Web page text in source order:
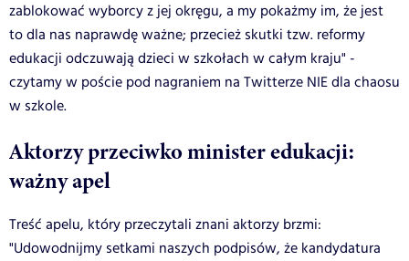
zablokować wyborcy z jej okręgu, a my pokażmy im, że jest
to dla nas naprawdę ważne; przecież skutki tzw. reformy
edukacji odczuwają dzieci w szkołach w całym kraju" -
czytamy w poście pod nagraniem na Twitterze NIE dla chaosu
w szkole.
Aktorzy przeciwko minister edukacji:
ważny apel
Treść apelu, który przeczytali znani aktorzy brzmi:
"Udowodnijmy setkami naszych podpisów, że kandydatura